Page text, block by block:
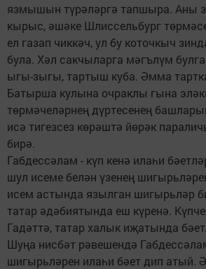
язмышын түрәләргә тапшыра. Аны
кырыс, әшәке Шлиссельбург
ел газап чиккәч, ул бу коточкыч
була. Хәл сакчыларга мәгълүм
ыгы-зыгы, тартыш куба. Әмма
Батырша кулына очраклы гына
төрмәчеләрнең дүртесенең
исә тигезсез көрәштә йөрәк
бирә.
Габдессәлам - күп кенә илаһи
шул исеме белән үзенең
исем астында язылган шигырьләр
татар әдәбиятында еш күренә.
Гадәттә, татар халык иҗатында
Шуңа нисбәт рәвешендә
шигырьләрен илаһи бәет дип атый.